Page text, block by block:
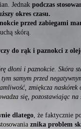
Jednak podczas
okres czasu.
przed zabiegami
skórą.
do rąk i paznokci z
dłoni i paznokcie. Skóra
samym przed
zmiękcza
się, pozostawiając
dlatego, że faktycznie
znika problem